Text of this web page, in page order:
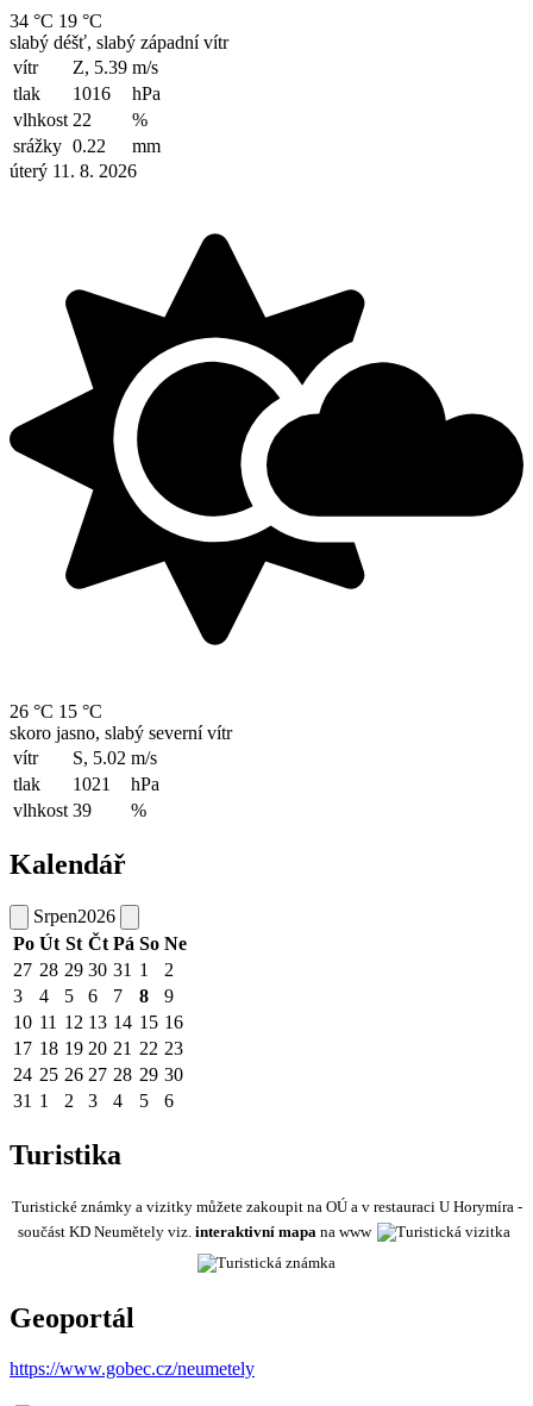
34 °C 19 °C
slabý déšť, slabý západní vítr
vítr
Z, 5.39 m/s
tlak
1016
hPa
vlhkost 22
%
srážky 0.22
mm
úterý 11. 8. 2026
26 °C 15 °C
skoro jasno, slabý severní vítr
vítr
S, 5.02 m/s
tlak
1021
hPa
vlhkost 39 %
Kalendář
Srpen2026
Po Út St Čt Pá So Ne
27 28 29 30 31 1
2
3
4 5 6 7 8
9
10 11 12 13 14 15 16
17 18 19 20 21 22 23
24 25 26 27 28 29 30
31 1 2 3 4 5 6
Turistika
Turistické známky a vizitky můžete zakoupit na OÚ a v restauraci U Horymíra -
součást KD Neumětely viz. interaktivní mapa na www
Geoportál
https://www.gobec.cz/neumetely